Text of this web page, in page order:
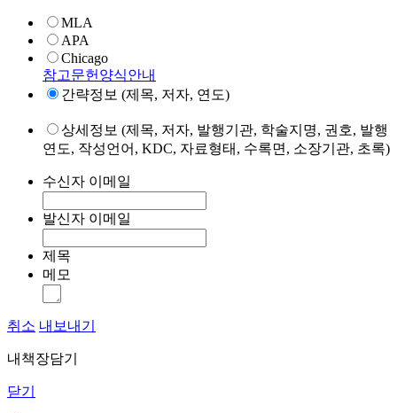
MLA
APA
Chicago
참고문헌양식안내
간략정보 (제목, 저자, 연도)
상세정보 (제목, 저자, 발행기관, 학술지명, 권호, 발행
연도, 작성언어, KDC, 자료형태, 수록면, 소장기관, 초록)
수신자 이메일
발신자 이메일
제목
메모
취소 내보내기
내책장담기
닫기